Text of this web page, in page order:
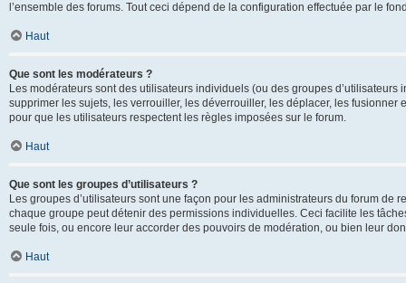
l’ensemble des forums. Tout ceci dépend de la configuration effectuée par le
Haut
Que sont les modérateurs ?
Les modérateurs sont des utilisateurs individuels (ou des groupes
supprimer les sujets, les verrouiller, les déverrouiller, les déplacer, les
pour que les utilisateurs respectent les règles imposées sur le forum.
Haut
Que sont les groupes d’utilisateurs ?
Les groupes d’utilisateurs sont une façon pour les administrateurs du forum
chaque groupe peut détenir des permissions individuelles. Ceci facilite les
seule fois, ou encore leur accorder des pouvoirs de modération, ou bien leur
Haut